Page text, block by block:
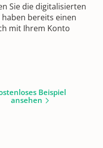
Sie die digitalisierten
bereits einen
mit Ihrem Konto
Beispiel
ansehen